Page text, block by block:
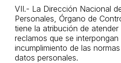
VII.- La Dirección Nacional
Personales, Órgano de
tiene la atribución de
reclamos que se
incumplimiento de las
datos personales.